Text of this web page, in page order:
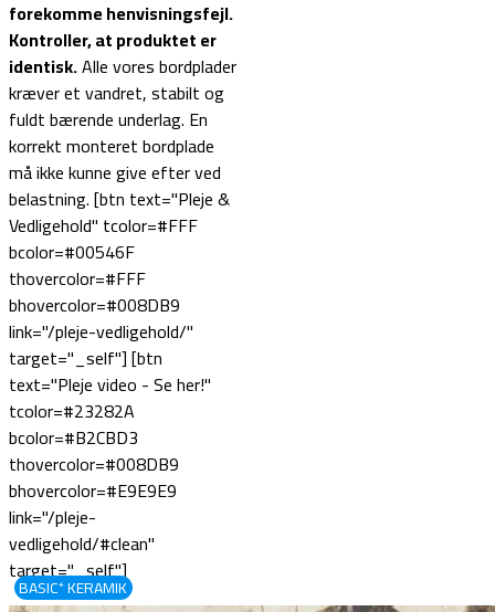
forekomme henvisningsfejl.
Kontroller, at produktet er
identisk.Alle vores bordplader
kræver et vandret, stabilt og
fuldt bærende underlag. En
korrekt monteret bordplade
må ikke kunne give efter ved
belastning. [btn text="Pleje &
Vedligehold" tcolor=#FFF
bcolor=#00546F
thovercolor=#FFF
bhovercolor=#008DB9
link="/pleje-vedligehold/"
target="_self"] [btn
text="Pleje video - Se her!"
tcolor=#23282A
bcolor=#B2CBD3
thovercolor=#008DB9
bhovercolor=#E9E9E9
link="/pleje-
vedligehold/#clean"
target="_self"]
BASIC⁺ KERAMIK